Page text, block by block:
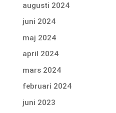
augusti 2024
juni 2024
maj 2024
april 2024
mars 2024
februari 2024
juni 2023